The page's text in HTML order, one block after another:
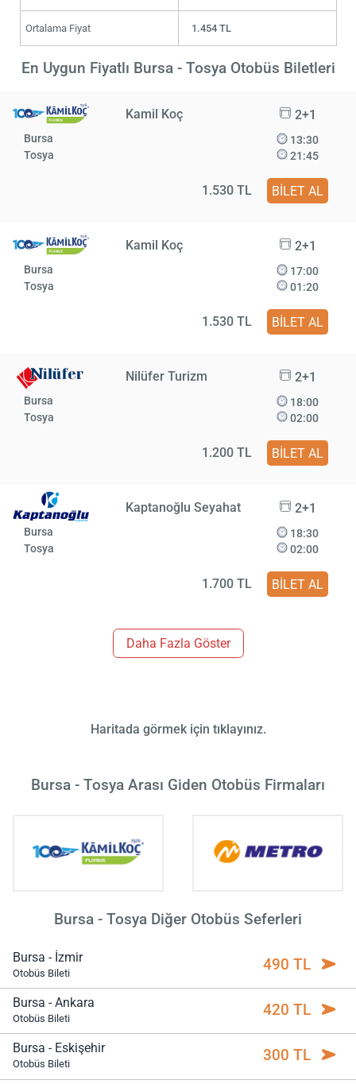
Ortalama Fiyat 1.454 TL
En Uygun Fiyatlı Bursa - Tosya Otobüs Biletleri
Kamil Koç 2+1
Bursa
Tosya
13:30
21:45
1.530 TL BİLET AL
Kamil Koç 2+1
Bursa
Tosya
17:00
01:20
1.530 TL BİLET AL
Nilüfer Turizm 2+1
Bursa
Tosya
18:00
02:00
1.200 TL BİLET AL
Kaptanoğlu Seyahat 2+1
Bursa
Tosya
18:30
02:00
1.700 TL BİLET AL
Daha Fazla Göster
Haritada görmek için tıklayınız.
Bursa - Tosya Arası Giden Otobüs Firmaları
Bursa - Tosya Diğer Otobüs Seferleri
Bursa - İzmir
Otobüs Bileti 490 TL
Bursa - Ankara
Otobüs Bileti 420 TL
Bursa - Eskişehir
Otobüs Bileti 300 TL